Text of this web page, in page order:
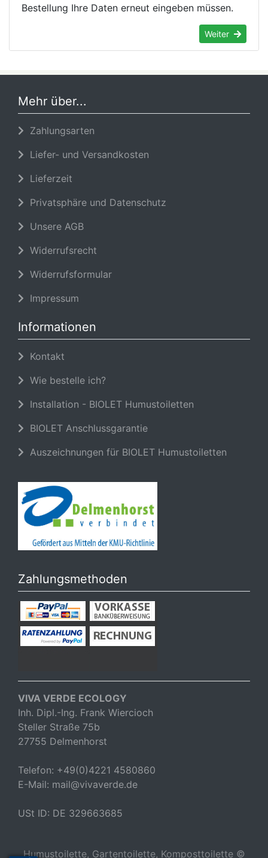
Bestellung Ihre Daten erneut eingeben müssen.
Weiter
Mehr über...
Zahlungsarten
Liefer- und Versandkosten
Lieferzeit
Privatsphäre und Datenschutz
Unsere AGB
Widerrufsrecht
Widerrufsformular
Impressum
Informationen
Kontakt
Wie bestelle ich?
Installation - BIOLET Humustoiletten
BIOLET Anschlussgarantie
Auszeichnungen für BIOLET Humustoiletten
Zahlungsmethoden
VIVA VERDE ECOLOGY
Inh. Dipl.-Ing. Frank Wiercioch
Steller Straße 75b
27755 Delmenhorst
Telefon: +49(0)4221 4580860
E-Mail: mail@vivaverde.de
USt ID: DE 329663685
Humustoilette, Gartentoilette, Komposttoilette ©